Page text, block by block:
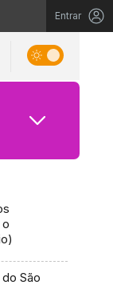
Entrar
São